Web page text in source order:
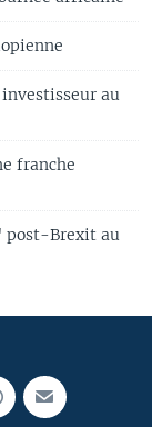
au
franche
post-Brexit au